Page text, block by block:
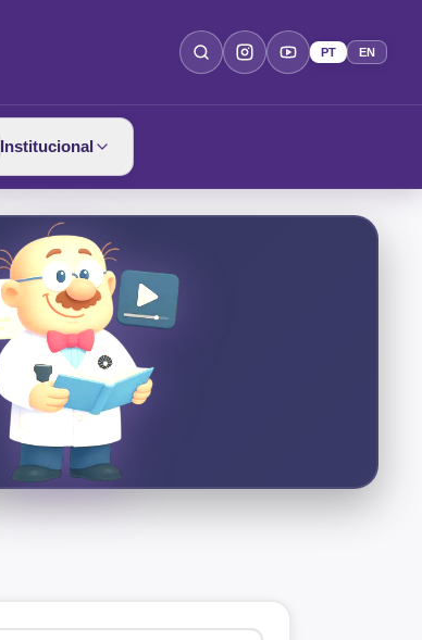
PT EN
Institucional